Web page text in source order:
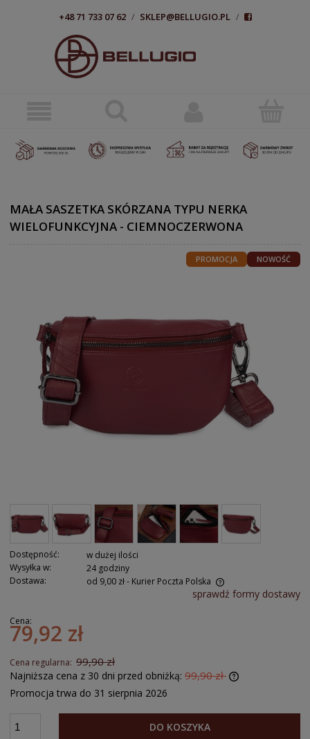
+48 71 733 07 62 / SKLEP@BELLUGIO.PL /
MAŁA SASZETKA SKÓRZANA TYPU NERKA
WIELOFUNKCYJNA - CIEMNOCZERWONA
PROMOCJA NOWOŚĆ
Dostępność:
w dużej ilości
Wysyłka w:
24 godziny
Dostawa:
od 9,00 zł- Kurier Poczta Polska
sprawdź formy dostawy
Cena:
79,92 zł
Cena regularna: 99,90 zł
Najniższa cena z 30 dni przed obniżką: 99,90 zł
Promocja trwa do 31 sierpnia 2026
DO KOSZYKA